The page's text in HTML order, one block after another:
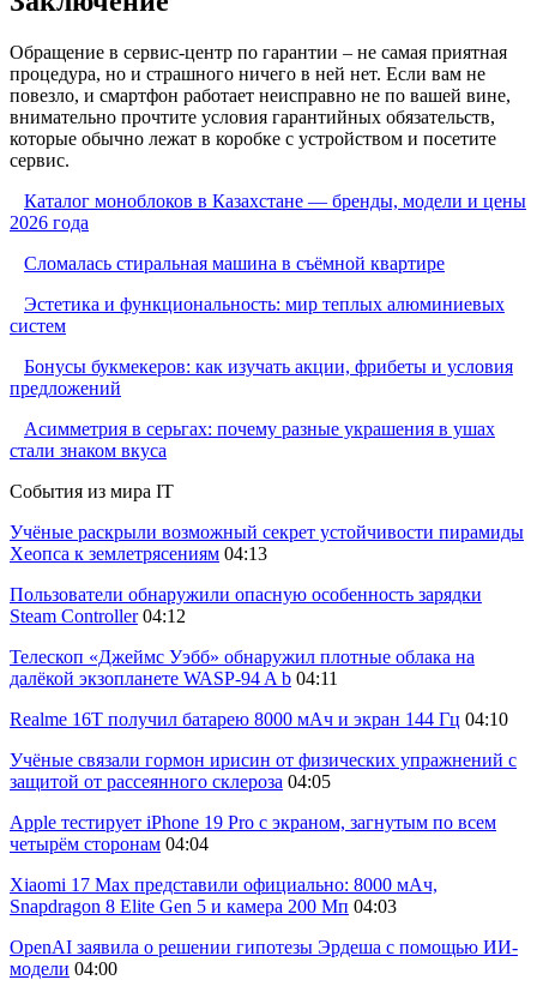
Обращение в сервис-центр по гарантии – не самая приятная
процедура, но и страшного ничего в ней нет. Если вам не
повезло, и смартфон работает неисправно не по вашей вине,
внимательно прочтите условия гарантийных обязательств,
которые обычно лежат в коробке с устройством и посетите
сервис.
Каталог моноблоков в Казахстане — бренды, модели и цены
2026 года
Сломалась стиральная машина в съёмной квартире
Эстетика и функциональность: мир теплых алюминиевых
систем
Бонусы букмекеров: как изучать акции, фрибеты и условия
предложений
Асимметрия в серьгах: почему разные украшения в ушах
стали знаком вкуса
События из мира IT
Учёные раскрыли возможный секрет устойчивости пирамиды
Хеопса к землетрясениям 04:13
Пользователи обнаружили опасную особенность зарядки
Steam Controller 04:12
Телескоп «Джеймс Уэбб» обнаружил плотные облака на
далёкой экзопланете WASP-94 A b 04:11
Realme 16T получил батарею 8000 мАч и экран 144 Гц 04:10
Учёные связали гормон ирисин от физических упражнений с
защитой от рассеянного склероза 04:05
Apple тестирует iPhone 19 Pro с экраном, загнутым по всем
четырём сторонам 04:04
Xiaomi 17 Max представили официально: 8000 мАч,
Snapdragon 8 Elite Gen 5 и камера 200 Мп 04:03
OpenAI заявила о решении гипотезы Эрдеша с помощью ИИ-
модели 04:00